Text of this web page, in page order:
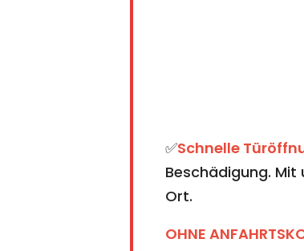
✅Schnelle
Beschädigung.
Ort.
OHNE